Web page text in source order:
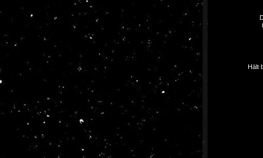
Hält